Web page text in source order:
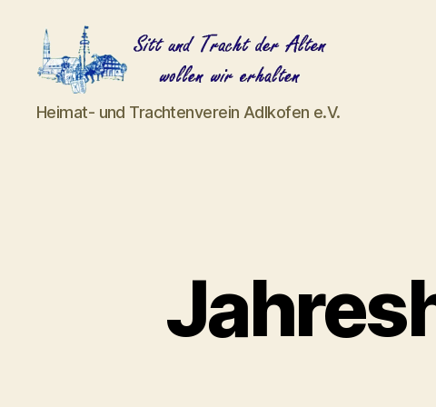
Heimat-
und
Heimat- und Trachtenverein Adlkofen e.V.